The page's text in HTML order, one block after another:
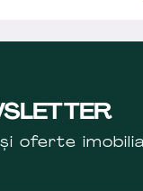
oferte